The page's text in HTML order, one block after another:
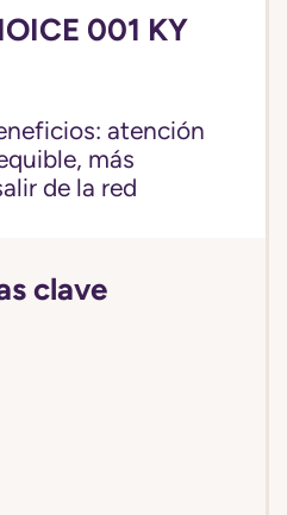
001 KY
atención
más
de la red
clave